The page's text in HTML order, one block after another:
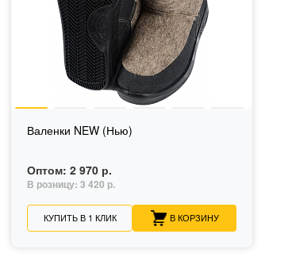
Валенки NEW (Нью)
Оптом:2 970 р.
В розницу:3 420 р.
КУПИТЬ В 1 КЛИК В КОРЗИНУ